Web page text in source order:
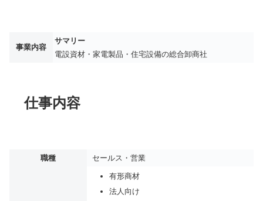
事業内容
サマリー
電設資材・家電製品・住宅設備の総合卸商社
仕事内容
職種 セールス・営業
有形商材
法人向け